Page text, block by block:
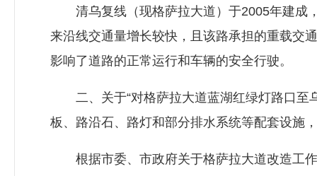
清乌复线（现格萨拉大道）于2005年建成，
来沿线交通量增长较快，且该路承担的重载交
影响了道路的正常运行和车辆的安全行驶。
二、关于“对格萨拉大道蓝湖红绿灯路口至
板、路沿石、路灯和部分排水系统等配套设施
根据市委、市政府关于格萨拉大道改造工作